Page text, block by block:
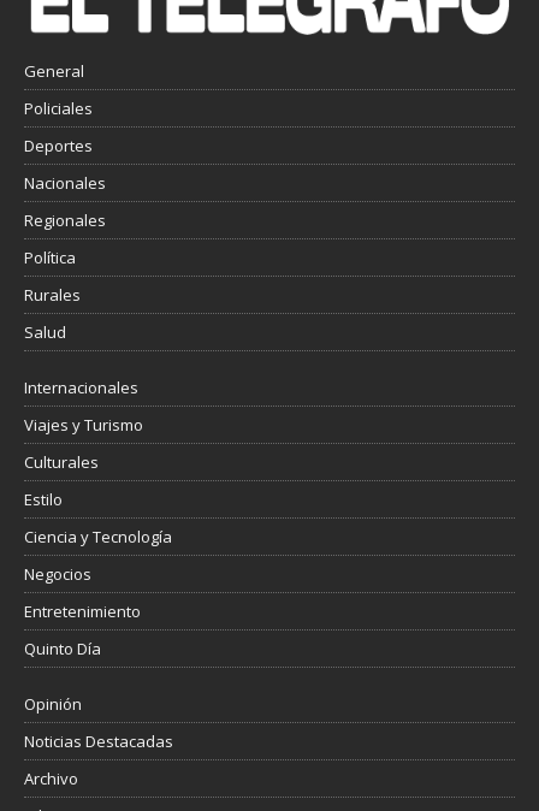
General
Policiales
Deportes
Nacionales
Regionales
Política
Rurales
Salud
Internacionales
Viajes y Turismo
Culturales
Estilo
Ciencia y Tecnología
Negocios
Entretenimiento
Quinto Día
Opinión
Noticias Destacadas
Archivo